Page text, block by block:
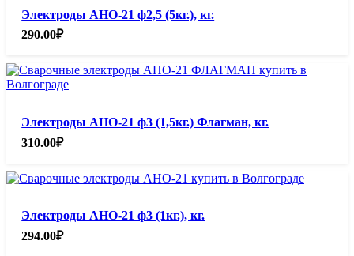
Электроды АНО-21 ф2,5 (5кг.), кг.
290.00₽
Электроды АНО-21 ф3 (1,5кг.) Флагман, кг.
310.00₽
Электроды АНО-21 ф3 (1кг.), кг.
294.00₽